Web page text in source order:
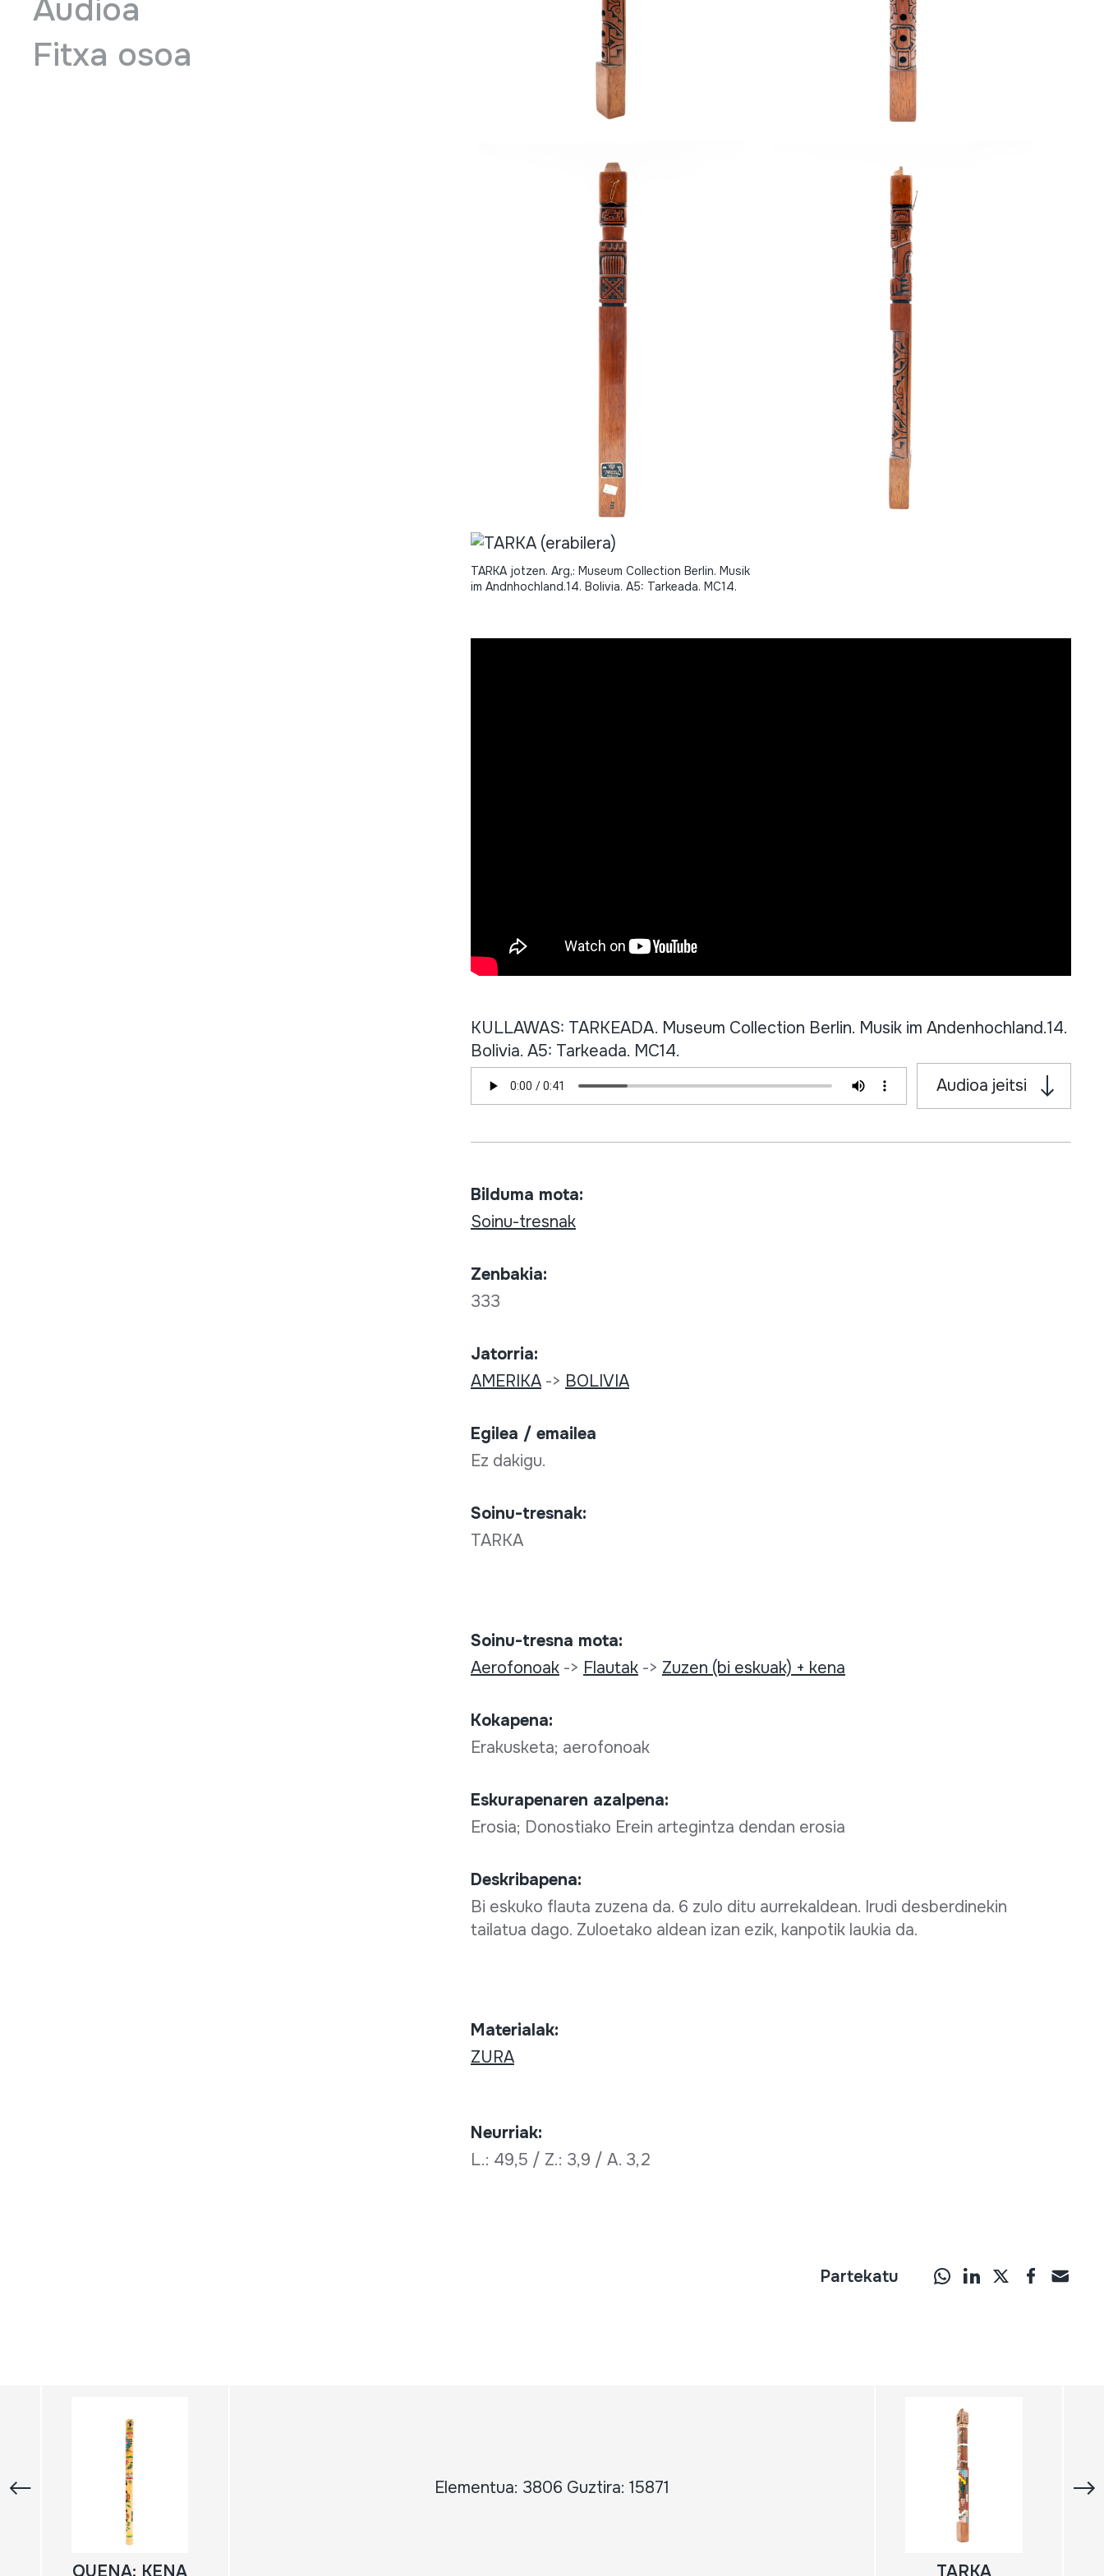
Audioa
Fitxa osoa
TARKA jotzen. Arg,: Museum Collection Berlin. Musik
im Andnhochland.14. Bolivia. A5: Tarkeada. MC14.
KULLAWAS: TARKEADA. Museum Collection Berlin. Musik im Andenhochland.14.
Bolivia. A5: Tarkeada. MC14.
Audioa jeitsi
Bilduma mota:
Soinu-tresnak
Zenbakia:
333
Jatorria:
AMERIKA-> BOLIVIA
Egilea / emailea
Ez dakigu.
Soinu-tresnak:
TARKA
Soinu-tresna mota:
Aerofonoak-> Flautak-> Zuzen (bi eskuak) + kena
Kokapena:
Erakusketa; aerofonoak
Eskurapenaren azalpena:
Erosia; Donostiako Erein artegintza dendan erosia
Deskribapena:
Bi eskuko flauta zuzena da. 6 zulo ditu aurrekaldean. Irudi desberdinekin
tailatua dago. Zuloetako aldean izan ezik, kanpotik laukia da.
Materialak:
ZURA
Neurriak:
L.: 49,5 / Z.: 3,9 / A. 3,2
Partekatu
Elementua: 3806 Guztira: 15871
QUENA; KENA TARKA